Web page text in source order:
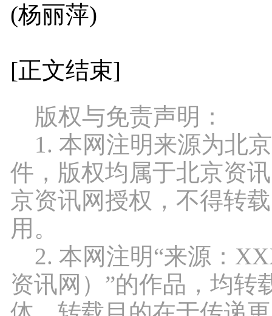
(杨丽萍)
[正文结束]
版权与免责声明：
1. 本网注明来源为北
件，版权均属于北京资
京资讯网授权，不得转
用。
2. 本网注明“来源：
资讯网）”的作品，均转